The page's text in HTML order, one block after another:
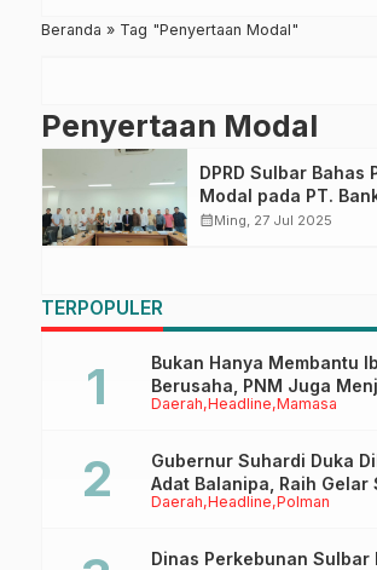
Beranda » Tag "Penyertaan Modal"
Penyertaan Modal
DPRD Sulbar Bahas
Modal pada PT.
Dorong Tingkatkan
calendar_monthMing, 27 Jul 2025
TERPOPULER
Daerah Headline Mamasa
Bukan Hanya Membantu
Berusaha, PNM Juga
Anaknya Untuk
Daerah Headline Polman
Gubernur Suhardi Duka
Adat Balanipa, Raih Gelar
Tappidena
Dinas Perkebunan Sulbar